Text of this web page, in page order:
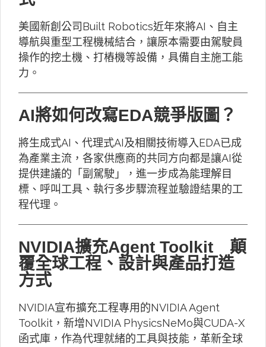
美國新創公司Built Robotics近年來將AI、自主
導航與重型工程機械結合，讓原本需要由駕駛員
操作的挖土機、打樁機等設備，具備自主施工能
力。
AI將如何改寫EDA競爭版圖？
將生成式AI、代理式AI及相關技術導入EDA已成
為產業主流，各家供應商的共同方向都是讓AI從
提供建議的「副駕駛」，進一步成為能理解目
標、呼叫工具、執行多步驟流程並驗證結果的工
程代理。
NVIDIA擴充Agent Toolkit 顛
覆全球工程、設計與產品打造
方式
NVIDIA宣布擴充工程專用的NVIDIA Agent
Toolkit，新增NVIDIA PhysicsNeMo與CUDA-X
函式庫，作為代理就緒的工具與技能，革新全球